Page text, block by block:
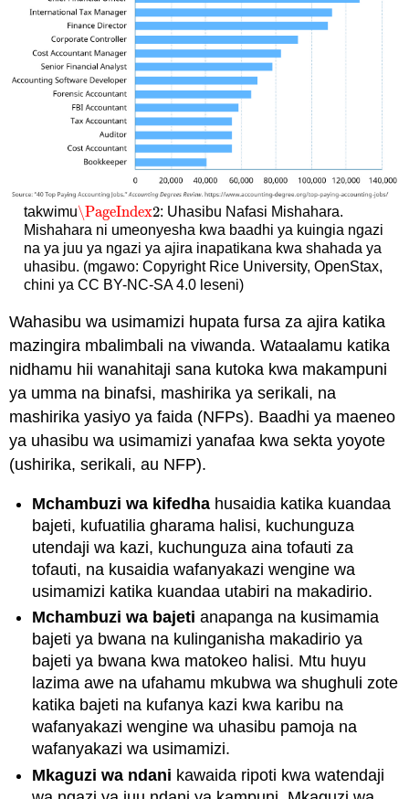
takwimu\PageIndex2
\PageIndex2: Uhasibu Nafasi Mishahara.
Mishahara ni umeonyesha kwa baadhi ya kuingia ngazi
na ya juu ya ngazi ya ajira inapatikana kwa shahada ya
uhasibu. (mgawo: Copyright Rice University, OpenStax,
chini ya CC BY-NC-SA 4.0 leseni)
Wahasibu wa usimamizi hupata fursa za ajira katika
mazingira mbalimbali na viwanda. Wataalamu katika
nidhamu hii wanahitaji sana kutoka kwa makampuni
ya umma na binafsi, mashirika ya serikali, na
mashirika yasiyo ya faida (NFPs). Baadhi ya maeneo
ya uhasibu wa usimamizi yanafaa kwa sekta yoyote
(ushirika, serikali, au NFP).
Mchambuzi wa kifedha husaidia katika kuandaa
bajeti, kufuatilia gharama halisi, kuchunguza
utendaji wa kazi, kuchunguza aina tofauti za
tofauti, na kusaidia wafanyakazi wengine wa
usimamizi katika kuandaa utabiri na makadirio.
Mchambuzi wa bajeti anapanga na kusimamia
bajeti ya bwana na kulinganisha makadirio ya
bajeti ya bwana kwa matokeo halisi. Mtu huyu
lazima awe na ufahamu mkubwa wa shughuli zote
katika bajeti na kufanya kazi kwa karibu na
wafanyakazi wengine wa uhasibu pamoja na
wafanyakazi wa usimamizi.
Mkaguzi wa ndani kawaida ripoti kwa watendaji